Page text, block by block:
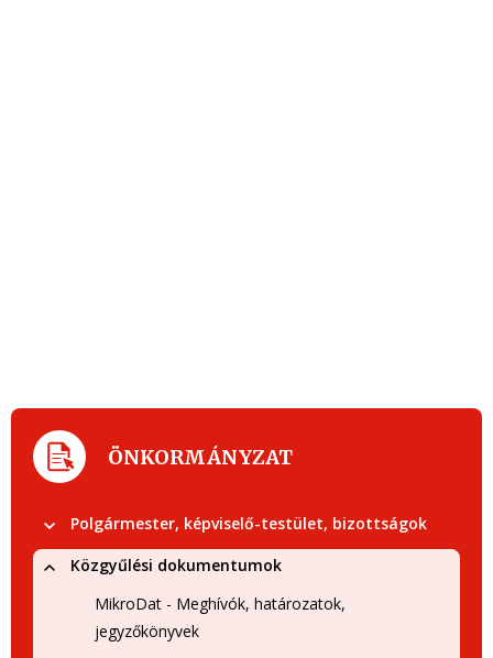
ÖNKORMÁNYZAT
Polgármester, képviselő-testület, bizottságok
Közgyűlési dokumentumok
MikroDat - Meghívók, határozatok,
jegyzőkönyvek